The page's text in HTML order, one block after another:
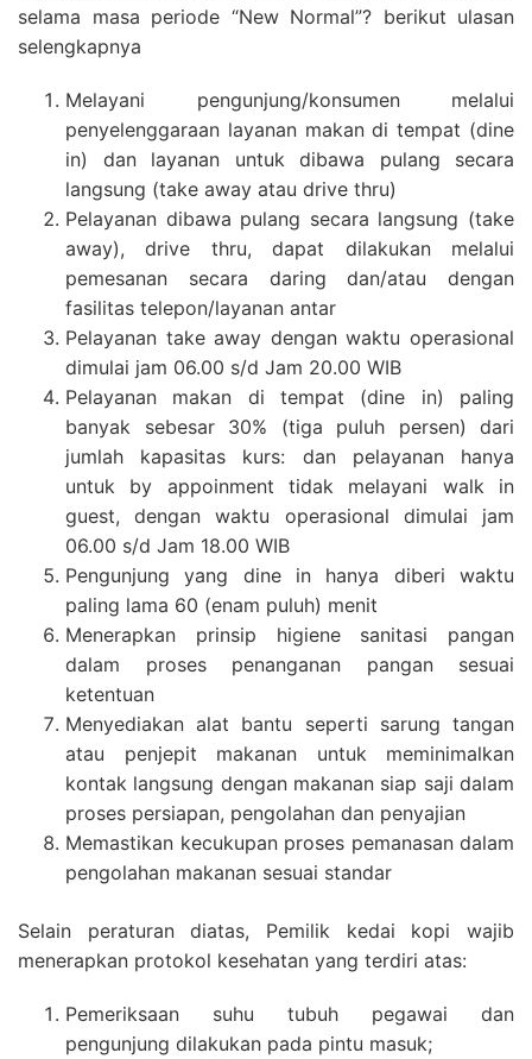
selama masa periode “New Normal”? berikut ulasan
selengkapnya
Melayani pengunjung/konsumen melalui
penyelenggaraan layanan makan di tempat (dine
in) dan layanan untuk dibawa pulang secara
langsung (take away atau drive thru)
Pelayanan dibawa pulang secara langsung (take
away), drive thru, dapat dilakukan melalui
pemesanan secara daring dan/atau dengan
fasilitas telepon/layanan antar
Pelayanan take away dengan waktu operasional
dimulai jam 06.00 s/d Jam 20.00 WIB
Pelayanan makan di tempat (dine in) paling
banyak sebesar 30% (tiga puluh persen) dari
jumlah kapasitas kurs: dan pelayanan hanya
untuk by appoinment tidak melayani walk in
guest, dengan waktu operasional dimulai jam
06.00 s/d Jam 18.00 WIB
Pengunjung yang dine in hanya diberi waktu
paling lama 60 (enam puluh) menit
Menerapkan prinsip higiene sanitasi pangan
dalam proses penanganan pangan sesuai
ketentuan
Menyediakan alat bantu seperti sarung tangan
atau penjepit makanan untuk meminimalkan
kontak langsung dengan makanan siap saji dalam
proses persiapan, pengolahan dan penyajian
Memastikan kecukupan proses pemanasan dalam
pengolahan makanan sesuai standar
Selain peraturan diatas, Pemilik kedai kopi wajib
menerapkan protokol kesehatan yang terdiri atas:
Pemeriksaan suhu tubuh pegawai dan
pengunjung dilakukan pada pintu masuk;